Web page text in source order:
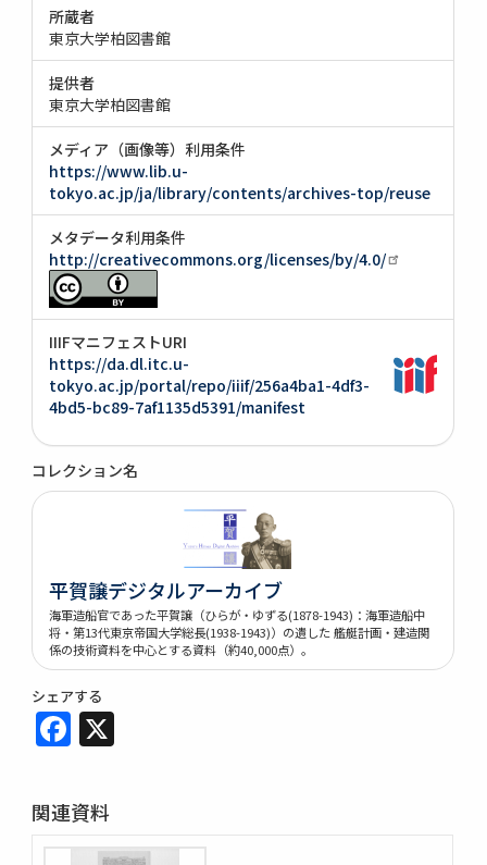
所蔵者
東京大学柏図書館
提供者
東京大学柏図書館
メディア（画像等）利用条件
https://www.lib.u-
tokyo.ac.jp/ja/library/contents/archives-top/reuse
メタデータ利用条件
http://creativecommons.org/licenses/by/4.0/
IIIFマニフェストURI
https://da.dl.itc.u-
tokyo.ac.jp/portal/repo/iiif/256a4ba1-4df3-
4bd5-bc89-7af1135d5391/manifest
コレクション名
平賀譲デジタルアーカイブ
海軍造船官であった平賀譲（ひらが・ゆずる(1878-1943)：海軍造船中
将・第13代東京帝国大学総長(1938-1943)）の遺した 艦艇計画・建造関
係の技術資料を中心とする資料（約40,000点）。
シェアする
Facebook
関連資料